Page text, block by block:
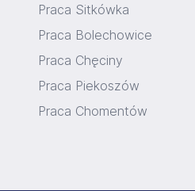
Praca Sitkówka
Praca Bolechowice
Praca Chęciny
Praca Piekoszów
Praca Chomentów